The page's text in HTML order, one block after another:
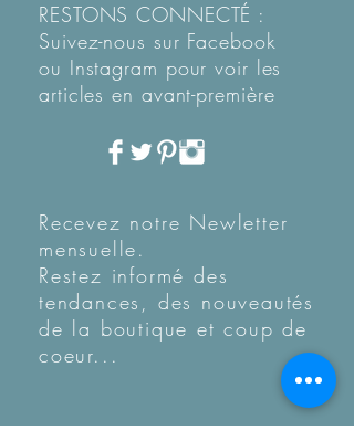
RESTONS CONNECTÉ :
Suivez-nous sur Facebook
ou Instagram pour voir les
articles en avant-première
Recevez notre Newletter
mensuelle.
Restez informé des
tendances, des nouveautés
de la boutique et coup de
coeur...